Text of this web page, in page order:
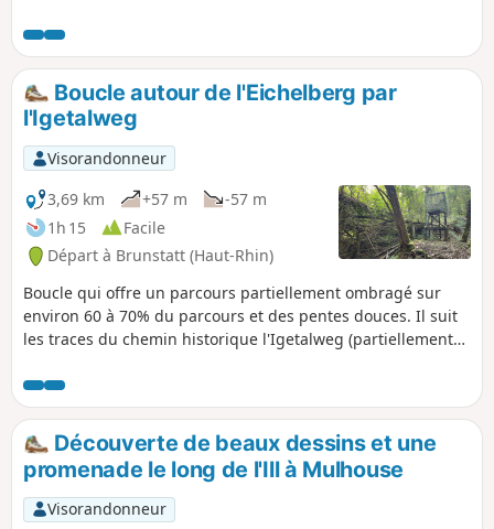
piscine de Mulhouse, ainsi que le "Bois des
Philosophes" proche de l'Université.
Boucle autour de l'Eichelberg par
l'Igetalweg
Visorandonneur
3,69 km
+57 m
-57 m
1h 15
Facile
Départ à Brunstatt (Haut-Rhin)
Boucle qui offre un parcours partiellement ombragé sur
environ 60 à 70% du parcours et des pentes douces. Il suit
les traces du chemin historique l'Igetalweg (partiellement
leurs parcelles avec des chariots à bœufs grâce à sa pente
douce et régulière. Ne pas emprunter cette boucle en cas
de fort vent.
Découverte de beaux dessins et une
promenade le long de l'Ill à Mulhouse
Visorandonneur